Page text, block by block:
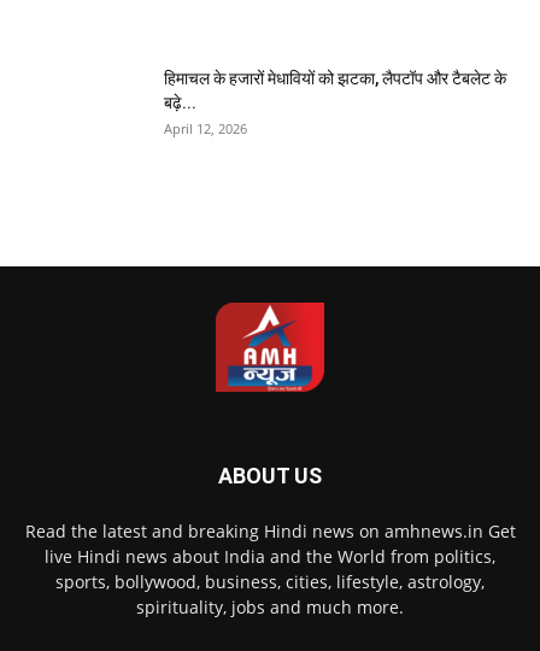
हिमाचल के हजारों मेधावियों को झटका, लैपटॉप और टैबलेट के
बढ़े...
April 12, 2026
ABOUT US
Read the latest and breaking Hindi news on amhnews.in Get
live Hindi news about India and the World from politics,
sports, bollywood, business, cities, lifestyle, astrology,
spirituality, jobs and much more.